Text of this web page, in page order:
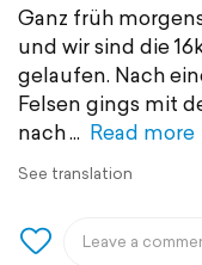
Ganz früh
und wir sind die
gelaufen. Nach
Felsen gings mit
nach
Read more
See translation